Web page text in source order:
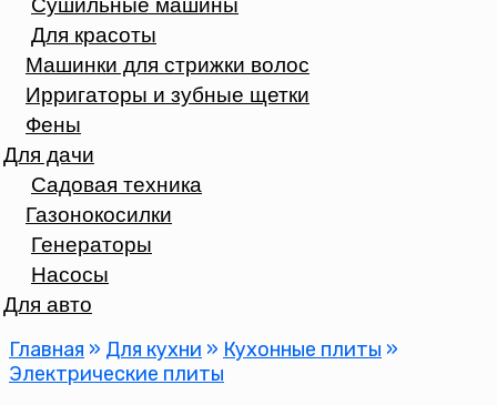
Для красоты
Машинки для стрижки волос
Ирригаторы и зубные щетки
Фены
Для дачи
Садовая техника
Газонокосилки
Генераторы
Насосы
Для авто
Главная » Для кухни » Кухонные плиты »
Электрические плиты